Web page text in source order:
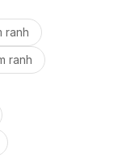
ranh
ranh